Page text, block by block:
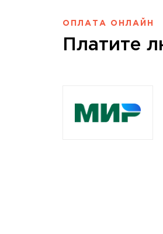
ОПЛАТА ОНЛАЙН
Платите